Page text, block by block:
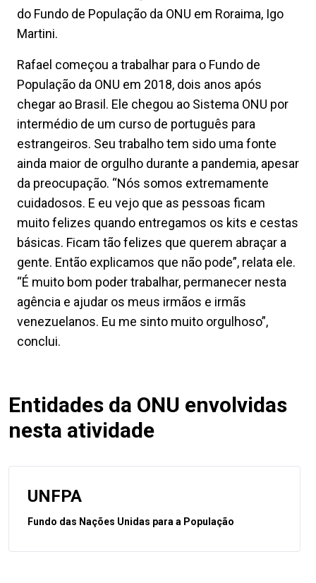
do Fundo de População da ONU em Roraima, Igo
Martini.
Rafael começou a trabalhar para o Fundo de
População da ONU em 2018, dois anos após
chegar ao Brasil. Ele chegou ao Sistema ONU por
intermédio de um curso de português para
estrangeiros. Seu trabalho tem sido uma fonte
ainda maior de orgulho durante a pandemia, apesar
da preocupação. “Nós somos extremamente
cuidadosos. E eu vejo que as pessoas ficam
muito felizes quando entregamos os kits e cestas
básicas. Ficam tão felizes que querem abraçar a
gente. Então explicamos que não pode”, relata ele.
“É muito bom poder trabalhar, permanecer nesta
agência e ajudar os meus irmãos e irmãs
venezuelanos. Eu me sinto muito orgulhoso”,
conclui.
Entidades da ONU envolvidas
nesta atividade
UNFPA
Fundo das Nações Unidas para a População